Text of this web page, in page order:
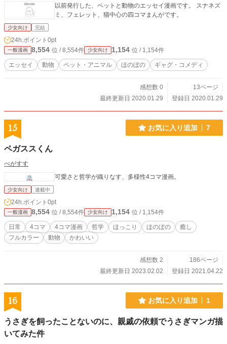
以前発行した、ペットと動物のエッセイ漫画です。 スナネズ
ミ、フェレット、猫中心の四コマまんがです。
少女向け 完結
24h.ポイント 0pt
一般漫画 8,554 位 / 8,554件 少女向け 1,154 位 / 1,154件
エッセイ 動物 ペット・アニマル ほのぼの ギャグ・コメディ
感想数 0
13ページ
最終更新日 2020.01.29
登録日 2020.01.29
15 お気に入り追加 7
ペガススくん
ぺがすす
可愛さと哲学が織りなす、多様性4コマ漫画。
少女向け 連載中
24h.ポイント 0pt
一般漫画 8,554 位 / 8,554件 少女向け 1,154 位 / 1,154件
日常 4コマ 4コマ漫画 哲学 ほっこり ほのぼの
癒し
フルカラー
動物 かわいい
感想数 2
186ページ
最終更新日 2023.02.02
登録日 2021.04.22
16 お気に入り追加 1
うさぎを飼ったことないのに、親戚の依頼でうさぎマンガ描
いてみた件